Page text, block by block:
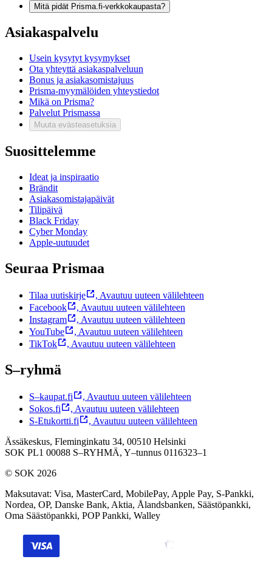
Mitä pidät Prisma.fi-verkkokaupasta?
Asiakaspalvelu
Usein kysytyt kysymykset
Ota yhteyttä asiakaspalveluun
Bonus ja asiakasomistajuus
Prisma-myymälöiden yhteystiedot
Mikä on Prisma?
Palvelut Prismassa
Muuta evästeasetuksia
Suosittelemme
Ideat ja inspiraatio
Brändit
Asiakasomistajapäivät
Tilipäivä
Black Friday
Cyber Monday
Apple-uutuudet
Seuraa Prismaa
Tilaa uutiskirje , Avautuu uuteen välilehteen
Facebook
, Avautuu uuteen välilehteen
Instagram
, Avautuu uuteen välilehteen
YouTube
, Avautuu uuteen välilehteen
TikTok
, Avautuu uuteen välilehteen
S–ryhmä
S–kaupat.fi , Avautuu uuteen välilehteen
Sokos.fi
, Avautuu uuteen välilehteen
S-Etukortti.fi
, Avautuu uuteen välilehteen
Ässäkeskus, Fleminginkatu 34, 00510 Helsinki
SOK PL1 00088 S–RYHMÄ, Y–tunnus 0116323–1
© SOK 2026
Maksutavat: Visa, MasterCard, MobilePay, Apple Pay, S-Pankki,
Nordea, OP, Danske Bank, Aktia, Ålandsbanken, Säästöpankki,
Oma Säästöpankki, POP Pankki, Walley